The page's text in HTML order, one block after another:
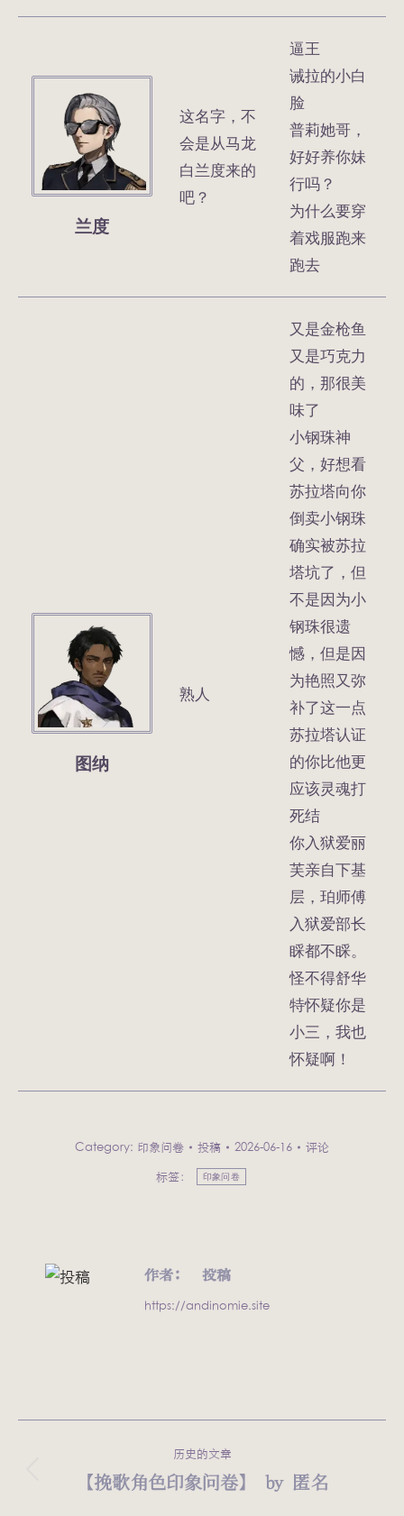
兰度
这名字，不
会是从马龙
白兰度来的
吧？
逼王
诫拉的小白
脸
普莉她哥，
好好养你妹
行吗？
为什么要穿
着戏服跑来
跑去
图纳
熟人
又是金枪鱼
又是巧克力
的，那很美
味了
小钢珠神
父，好想看
苏拉塔向你
倒卖小钢珠
确实被苏拉
塔坑了，但
不是因为小
钢珠很遗
憾，但是因
为艳照又弥
补了这一点
苏拉塔认证
的你比他更
应该灵魂打
死结
你入狱爱丽
芙亲自下基
层，珀师傅
入狱爱部长
睬都不睬。
怪不得舒华
特怀疑你是
小三，我也
怀疑啊！
Category: 印象问卷 投稿 2026-06-16
评论
标签：
印象问卷
作者： 投稿
https://andinomie.site
历史的文章
历
【挽歌角色印象问卷】 by 匿名